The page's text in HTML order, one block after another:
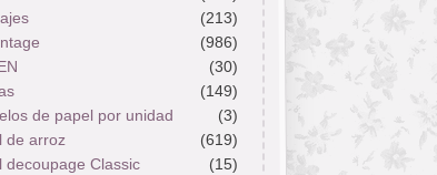
(213)
(986)
(30)
(149)
de papel por unidad
(3)
de arroz
(619)
decoupage Classic
(15)